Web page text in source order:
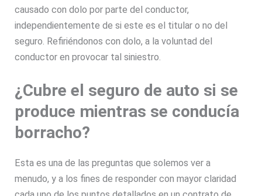
causado con dolo por parte del conductor,
independientemente de si este es el titular o no del
seguro. Refiriéndonos con dolo, a la voluntad del
conductor en provocar tal siniestro.
¿Cubre el seguro de auto si se
produce mientras se conducía
borracho?
Esta es una de las preguntas que solemos ver a
menudo, y a los fines de responder con mayor claridad